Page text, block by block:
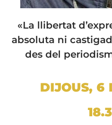
«La llibertat
absoluta ni
des del
DIJOUS, 6